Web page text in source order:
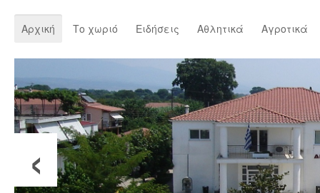
Αρχική Το χωριό Ειδήσεις Αθλητικά Αγροτικά
‹